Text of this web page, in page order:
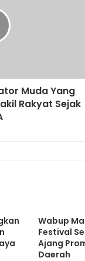
Muda Yang
Rakyat Sejak
Wabup
Festival
Ajang
Daerah